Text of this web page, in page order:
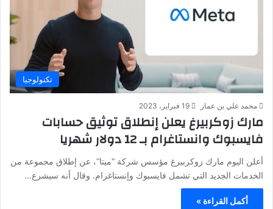
تكنولوجيا
محمد علي بن عمار 19 فبراير، 2023
مارك زوكربيرغ يعلن إنطلاق توثيق حسابات
فايسبوك وانستاغرام بـ 12 دولار شهريا
أعلن اليوم مارك زوكربيرغ مؤسس شركة “ميتا“، عن إطلاق مجموعة من
الخدمات الجديد التي تشمل فايسبوك وإنستاغرام. وقال أنه سيشرع…
أكمل القراءة »